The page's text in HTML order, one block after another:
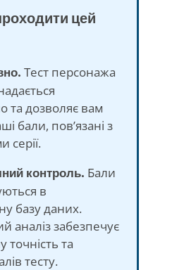
цей
Тест персонажа
та дозволяє вам
бали, пов’язані з
серії.
контроль. Бали
в
базу даних.
аналіз забезпечує
точність та
тесту.